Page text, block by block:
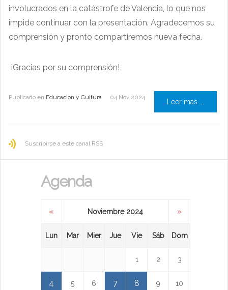
involucrados en la catástrofe de Valencia, lo que nos
impide continuar con la presentación. Agradecemos su
comprensión y pronto compartiremos nueva fecha.
¡Gracias por su comprensión!
Publicado en Educacion y Cultura 04 Nov 2024
Leer más ...
Suscribirse a este canal RSS
Agenda
« Noviembre 2024 »
Lun Mar Mier Jue Vie Sáb Dom
1 2 3
4 5 6 7 8 9 10